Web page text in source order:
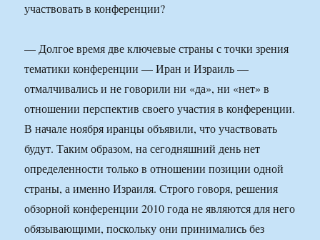
участвовать в конференции?
— Долгое время две ключевые страны с точки зрения
тематики конференции — Иран и Израиль —
отмалчивались и не говорили ни «да», ни «нет» в
отношении перспектив своего участия в конференции.
В начале ноября иранцы объявили, что участвовать
будут. Таким образом, на сегодняшний день нет
определенности только в отношении позиции одной
страны, а именно Израиля. Строго говоря, решения
обзорной конференции 2010 года не являются для него
обязывающими, поскольку они принимались без